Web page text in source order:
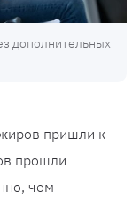
дополнительных
пришли к
прошли
чем